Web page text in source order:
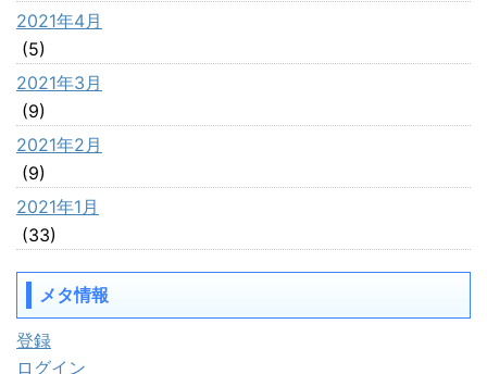
2021年4月
(5)
2021年3月
(9)
2021年2月
(9)
2021年1月
(33)
メタ情報
登録
ログイン